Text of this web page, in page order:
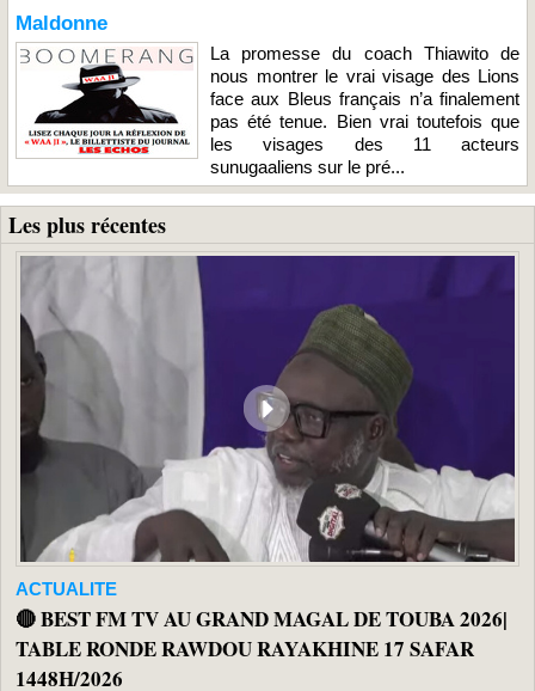
Maldonne
La promesse du coach Thiawito de
nous montrer le vrai visage des Lions
face aux Bleus français n’a finalement
pas été tenue. Bien vrai toutefois que
les visages des 11 acteurs
sunugaaliens sur le pré...
Les plus récentes
ACTUALITE
🔴 BEST FM TV AU GRAND MAGAL DE TOUBA 2026|
TABLE RONDE RAWDOU RAYAKHINE 17 SAFAR
1448H/2026